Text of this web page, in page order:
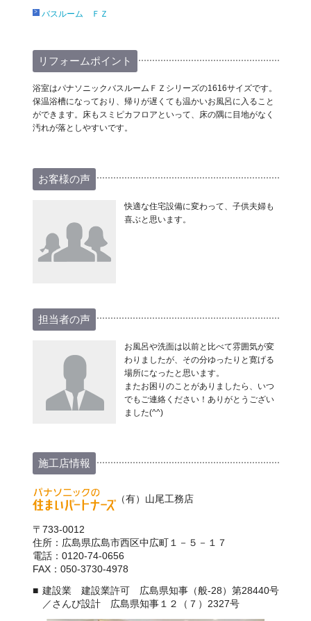
バスルーム ＦＺ
リフォームポイント
浴室はパナソニックバスルームＦＺシリーズの1616サイズです。
保温浴槽になっており、帰りが遅くても温かいお風呂に入ること
ができます。床もスミピカフロアといって、床の隅に目地がなく
汚れが落としやすいです。
お客様の声
快適な住宅設備に変わって、子供夫婦も
喜ぶと思います。
担当者の声
お風呂や洗面は以前と比べて雰囲気が変
わりましたが、その分ゆったりと寛げる
場所になったと思います。
またお困りのことがありましたら、いつ
でもご連絡ください！ありがとうござい
ました(^^)
施工店情報
（有）山尾工務店
〒733-0012
住所：広島県広島市西区中広町１－５－１７
電話：0120-74-0656
FAX：050-3730-4978
建設業 建設業許可 広島県知事（般-28）第28440号
／さんび設計 広島県知事１２（７）2327号